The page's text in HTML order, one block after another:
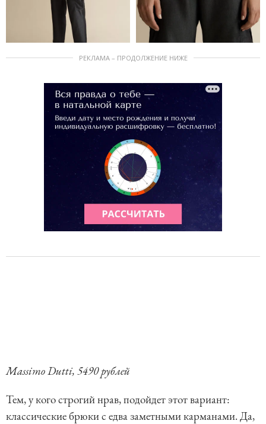
РЕКЛАМА – ПРОДОЛЖЕНИЕ НИЖЕ
Massimo Dutti, 5490 рублей
Тем, у кого строгий нрав, подойдет этот вариант:
классические брюки с едва заметными карманами. Да,